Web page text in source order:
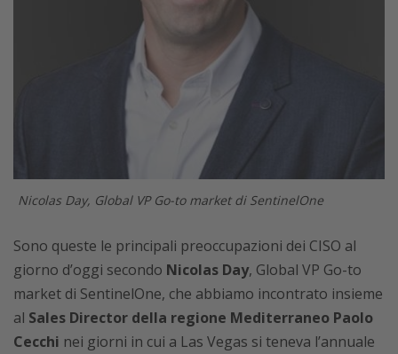
Nicolas Day, Global VP Go-to market di SentinelOne
Sono queste le principali preoccupazioni dei CISO al
giorno d’oggi secondo Nicolas Day, Global VP Go-to
market di SentinelOne, che abbiamo incontrato insieme
al Sales Director della regione Mediterraneo Paolo
Cecchi nei giorni in cui a Las Vegas si teneva l’annuale